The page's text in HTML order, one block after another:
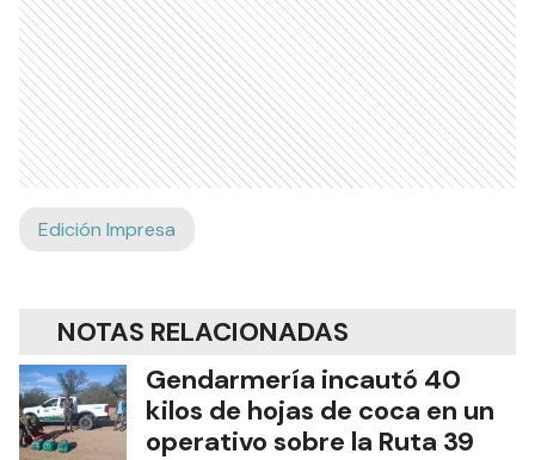
Edición Impresa
NOTAS RELACIONADAS
Gendarmería incautó 40
kilos de hojas de coca en un
operativo sobre la Ruta 39